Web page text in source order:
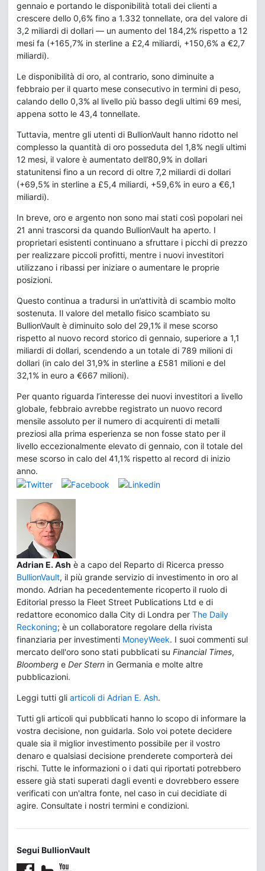
gennaio e portando le disponibilità totali dei clienti a
crescere dello 0,6% fino a 1.332 tonnellate, ora del valore di
3,2 miliardi di dollari — un aumento del 184,2% rispetto a 12
mesi fa (+165,7% in sterline a £2,4 miliardi, +150,6% a €2,7
miliardi).
Le disponibilità di oro, al contrario, sono diminuite a
febbraio per il quarto mese consecutivo in termini di peso,
calando dello 0,3% al livello più basso degli ultimi 69 mesi,
appena sotto le 43,4 tonnellate.
Tuttavia, mentre gli utenti di BullionVault hanno ridotto nel
complesso la quantità di oro posseduta del 1,8% negli ultimi
12 mesi, il valore è aumentato dell’80,9% in dollari
statunitensi fino a un record di oltre 7,2 miliardi di dollari
(+69,5% in sterline a £5,4 miliardi, +59,6% in euro a €6,1
miliardi).
In breve, oro e argento non sono mai stati così popolari nei
21 anni trascorsi da quando BullionVault ha aperto. I
proprietari esistenti continuano a sfruttare i picchi di prezzo
per realizzare piccoli profitti, mentre i nuovi investitori
utilizzano i ribassi per iniziare o aumentare le proprie
posizioni.
Questo continua a tradursi in un’attività di scambio molto
sostenuta. Il valore del metallo fisico scambiato su
BullionVault è diminuito solo del 29,1% il mese scorso
rispetto al nuovo record storico di gennaio, superiore a 1,1
miliardi di dollari, scendendo a un totale di 789 milioni di
dollari (in calo del 31,9% in sterline a £581 milioni e del
32,1% in euro a €667 milioni).
Per quanto riguarda l’interesse dei nuovi investitori a livello
globale, febbraio avrebbe registrato un nuovo record
mensile assoluto per il numero di acquirenti di metalli
preziosi alla prima esperienza se non fosse stato per il
livello eccezionalmente elevato di gennaio, con il totale del
mese scorso in calo del 41,1% rispetto al record di inizio
anno.
Adrian E. Ash è a capo del Reparto di Ricerca presso
BullionVault, il più grande servizio di investimento in oro al
mondo. Adrian ha pecedentemente ricoperto il ruolo di
Editorial presso la Fleet Street Publications Ltd e di
redattore economico dalla City di Londra per The Daily
Reckoning; è un collaboratore regolare della rivista
finanziaria per investimenti MoneyWeek. I suoi commenti sul
mercato dell'oro sono stati pubblicati su Financial Times,
Bloomberg e Der Stern in Germania e molte altre
pubblicazioni.
Leggi tutti gli articoli di Adrian E. Ash.
Tutti gli articoli qui pubblicati hanno lo scopo di informare la
vostra decisione, non guidarla. Solo voi potete decidere
quale sia il miglior investimento possibile per il vostro
denaro e qualsiasi decisione prenderete comporterà dei
rischi. Tutte le informazioni o i dati qui riportati potrebbero
essere già stati superati dagli eventi e dovrebbero essere
verificati con un'altra fonte, nel caso in cui decidiate di
agire. Consultate i nostri termini e condizioni.
Segui BullionVault